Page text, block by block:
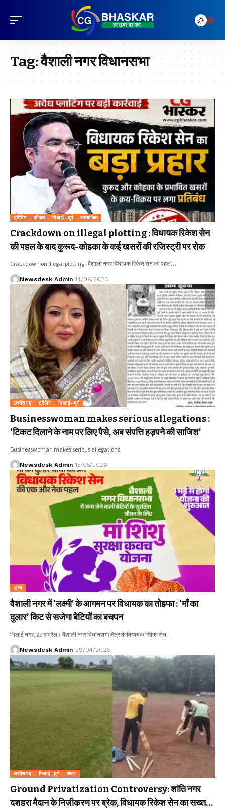
Tag:वैशाली नगर विधानसभा
ट्रेंडिंग फीचर्ड भिलाई-दुर्ग सामाजिक
Crackdown on illegal plotting : विधायक रिकेश सेन
की पहल के बाद कुरूद-कोहका के कई खसरों की रजिस्ट्री पर रोक
Crackdown on illegal plotting : वैशाली नगर विधायक रिकेश सेन की पहल…
Newsdesk Admin 14/06/2026
छत्तीसगढ़ ट्रेंडिंग भिलाई-दुर्ग
Businesswoman makes serious allegations :
‘टिकट दिलाने के नाम पर लिए पैसे, अब संपत्ति हड़पने की साजिश’
Businesswoman makes serious allegations
Newsdesk Admin 15/05/2026
अन्य
वैशाली नगर में ‘लक्ष्मी’ के आगमन पर विधायक का तोहफा : ‘माँ का
दुलार’ किट से सजेगा बेटियों का बचपन
​भिलाई नगर, 29 अप्रैल। वैशाली नगर विधानसभा क्षेत्र के विधायक रिकेश सेन…
Newsdesk Admin 29/04/2026
छत्तीसगढ़ भिलाई-दुर्ग राज्य
Ground Privatization Controversy: शांति नगर
दशहरा मैदान के निजीकरण पर ब्रेक, विधायक रिकेश सेन का सख्त